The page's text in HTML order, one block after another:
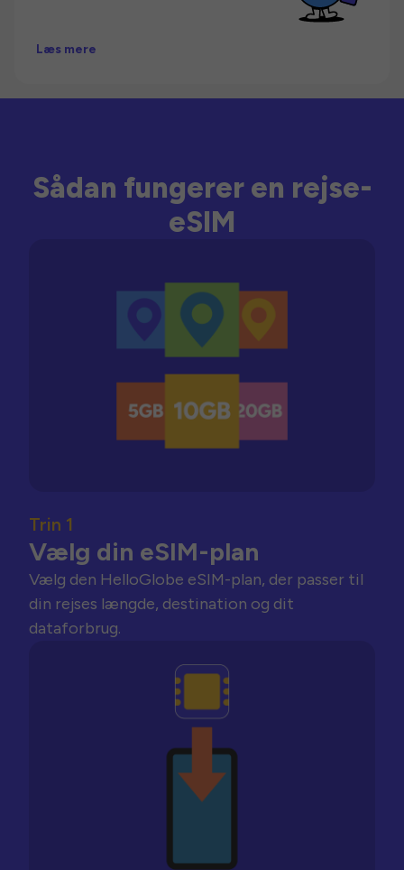
Læs mere
Sådan fungerer en rejse-
eSIM
Trin 1
Vælg din eSIM-plan
Vælg den HelloGlobe eSIM-plan, der passer til
din rejses længde, destination og dit
dataforbrug.